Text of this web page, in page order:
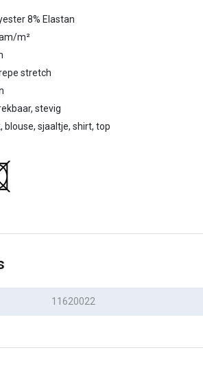
8% Elastan
m²
stretch
stevig
blouse, sjaaltje, shirt, top
11620022